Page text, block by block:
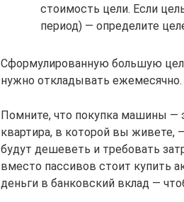
стоимость цели. Если
период) — определите
Сформулированную большую
нужно откладывать ежемесячно.
Помните, что покупка машины —
квартира, в которой вы живете,
будут дешеветь и требовать
вместо пассивов стоит купить
деньги в банковский вклад —